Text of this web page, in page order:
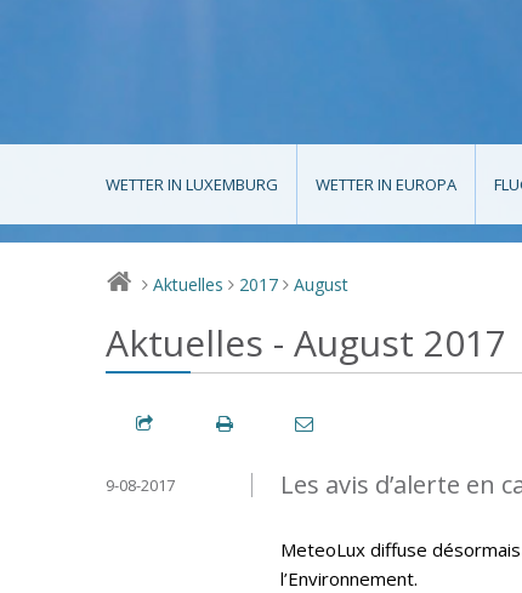
WETTER IN LUXEMBURG WETTER IN EUROPA
> Aktuelles > 2017 > August
Aktuelles - August 2017
Les avis d’alerte en
9-08-2017
MeteoLux diffuse désormais
l’Environnement.